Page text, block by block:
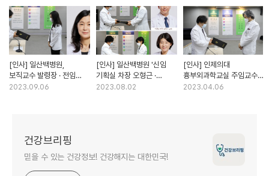
[인사] 일산백병원,
보직교수 발령장 · 전임
교수 임용장' 수여 ｜
2023.09.06
[인사] 일산백병원 '신임
기획실 차장 오형근 ·
교육수련부장 노정현 교수'
2023.08.02
[인사] 인제의대
흉부외과학교실 주임교수
'일산백병원 유지윤 교수'
2023.04.06
건강브리핑
믿을 수 있는 건강정보! 건강해지는 대한민국!